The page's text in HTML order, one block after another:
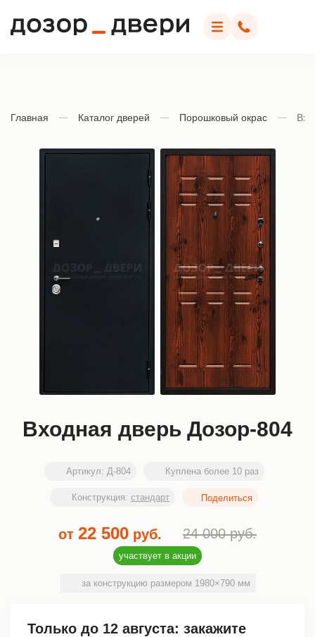
Дозор Двери
МенюПозвонить
Главная Каталог дверей Порошковый окрас
Входная дверь Дозор-804
Артикул: Д-804 Куплена более 10 раз
Конструкция: стандарт
от 22 500 руб. 24 000руб.
участвует в акции
за конструкцию размером 1980×790 мм
Только до 12 августа: закажите